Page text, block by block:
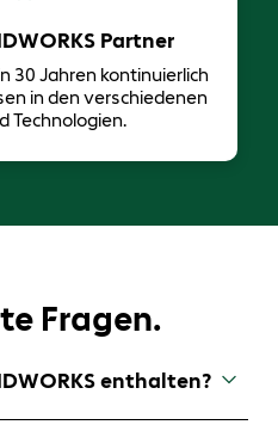
Partner
30 Jahren ​kontinuierlich
in den verschiedenen
Technologien.
Fragen.
enthalten?
SOLIDWORKS